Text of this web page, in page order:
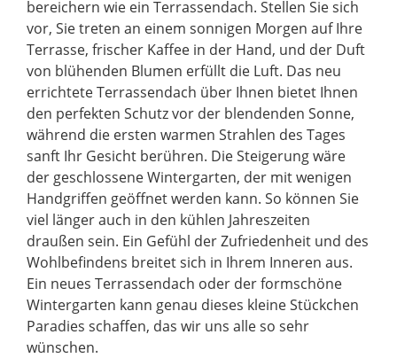
bereichern wie ein Terrassendach. Stellen Sie sich
vor, Sie treten an einem sonnigen Morgen auf Ihre
Terrasse, frischer Kaffee in der Hand, und der Duft
von blühenden Blumen erfüllt die Luft. Das neu
errichtete Terrassendach über Ihnen bietet Ihnen
den perfekten Schutz vor der blendenden Sonne,
während die ersten warmen Strahlen des Tages
sanft Ihr Gesicht berühren. Die Steigerung wäre
der geschlossene Wintergarten, der mit wenigen
Handgriffen geöffnet werden kann. So können Sie
viel länger auch in den kühlen Jahreszeiten
draußen sein. Ein Gefühl der Zufriedenheit und des
Wohlbefindens breitet sich in Ihrem Inneren aus.
Ein neues Terrassendach oder der formschöne
Wintergarten kann genau dieses kleine Stückchen
Paradies schaffen, das wir uns alle so sehr
wünschen.